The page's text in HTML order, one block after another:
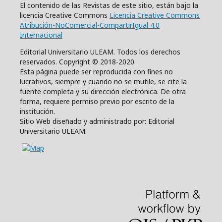
El contenido de las Revistas de este sitio, están bajo la
licencia Creative Commons Licencia Creative Commons
Atribución-NoComercial-CompartirIgual 4.0
Internacional
Editorial Universitario ULEAM. Todos los derechos
reservados. Copyright © 2018-2020.
Esta página puede ser reproducida con fines no
lucrativos, siempre y cuando no se mutile, se cite la
fuente completa y su dirección electrónica. De otra
forma, requiere permiso previo por escrito de la
institución.
Sitio Web diseñado y administrado por: Editorial
Universitario ULEAM.